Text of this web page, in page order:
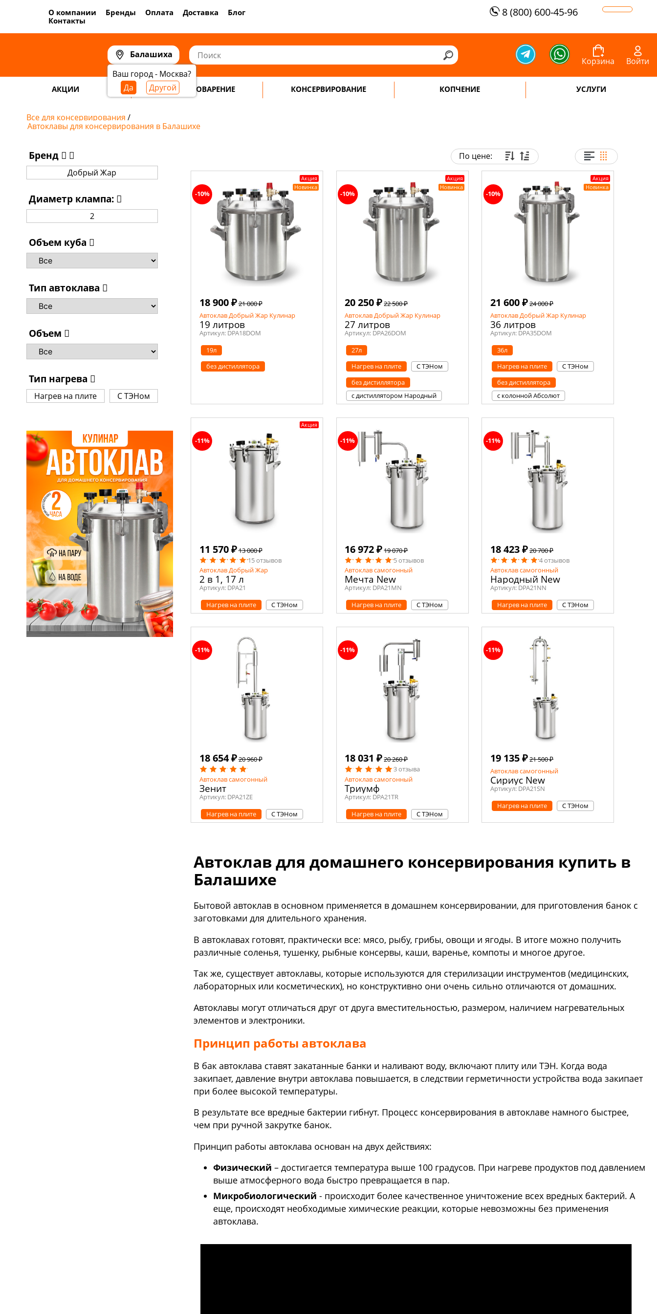
О компании Бренды Оплата Доставка
Блог
Контакты
8 (800) 600-45-96
Ваш город - Москва?
Да
Другой
Балашиха
Корзина Войти
АКЦИИ САМОГОНОВАРЕНИЕ КОНСЕРВИРОВАНИЕ КОПЧЕНИЕ УСЛУГИ
Все для консервирования /
Автоклавы для консервирования в Балашихе
Бренд
Добрый Жар
Диаметр клампа:
2
Объем куба
Тип автоклава
Объем
Тип нагрева
Нагрев на плите С ТЭНом
По цене:
Акция
Новинка
18 900 ₽21 000 ₽
Автоклав Добрый Жар Кулинар
19 литров
Артикул: DPA18DOM
-10%
19л
без дистиллятора
Акция
Новинка
20 250 ₽22 500 ₽
Автоклав Добрый Жар Кулинар
27 литров
Артикул: DPA26DOM
-10%
27л
Нагрев на плите
С ТЭНом
без дистиллятора
с дистиллятором Народный
Акция
Новинка
21 600 ₽24 000 ₽
Автоклав Добрый Жар Кулинар
36 литров
Артикул: DPA35DOM
-10%
36л
Нагрев на плите
С ТЭНом
без дистиллятора
с колонной Абсолют
Акция
11 570 ₽13 000 ₽
15 отзывов
Автоклав Добрый Жар
2 в 1, 17 л
Артикул: DPA21
-11%
Нагрев на плите С ТЭНом
16 972 ₽19 070 ₽
5 отзывов
Автоклав самогонный
Мечта New
Артикул: DPA21MN
-11%
Нагрев на плите С ТЭНом
18 423 ₽20 700 ₽
4 отзывов
Автоклав самогонный
Народный New
Артикул: DPA21NN
-11%
Нагрев на плите С ТЭНом
18 654 ₽20 960 ₽
Автоклав самогонный
Зенит
Артикул: DPA21ZE
-11%
Нагрев на плите С ТЭНом
18 031 ₽20 260 ₽
3 отзыва
Автоклав самогонный
Триумф
Артикул: DPA21TR
-11%
Нагрев на плите С ТЭНом
19 135 ₽21 500 ₽
Автоклав самогонный
Сириус New
Артикул: DPA21SN
-11%
Нагрев на плите С ТЭНом
Автоклав для домашнего консервирования купить в
Балашихе
Бытовой автоклав в основном применяется в домашнем консервировании, для приготовления банок с
заготовками для длительного хранения.
В автоклавах готовят, практически все: мясо, рыбу, грибы, овощи и ягоды. В итоге можно получить
различные соленья, тушенку, рыбные консервы, каши, варенье, компоты и многое другое.
Так же, существует автоклавы, которые используются для стерилизации инструментов (медицинских,
лабораторных или косметических), но конструктивно они очень сильно отличаются от домашних.
Автоклавы могут отличаться друг от друга вместительностью, размером, наличием нагревательных
элементов и электроники.
Принцип работы автоклава
В бак автоклава ставят закатанные банки и наливают воду, включают плиту или ТЭН. Когда вода
закипает, давление внутри автоклава повышается, в следствии герметичности устройства вода закипает
при более высокой температуры.
В результате все вредные бактерии гибнут. Процесс консервирования в автоклаве намного быстрее,
чем при ручной закрутке банок.
Принцип работы автоклава основан на двух действиях:
Физический – достигается температура выше 100 градусов. При нагреве продуктов под давлением
выше атмосферного вода быстро превращается в пар.
Микробиологический - происходит более качественное уничтожение всех вредных бактерий. А
еще, происходят необходимые химические реакции, которые невозможны без применения
автоклава.